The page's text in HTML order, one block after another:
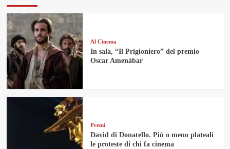
Al Cinema
In sala, “Il Prigioniero” del premio
Oscar Amenàbar
Premi
David di Donatello. Più o meno plateali
le proteste di chi fa cinema